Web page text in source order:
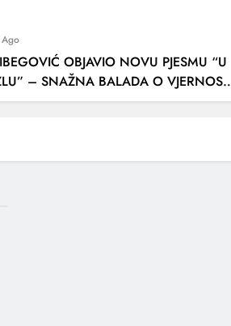
NA DOBRE NAVIKE
OBJAVIO NOVU PJESMU “U
– SNAŽNA BALADA O VJERNOSTI,
KOJE NAS MIJENJA